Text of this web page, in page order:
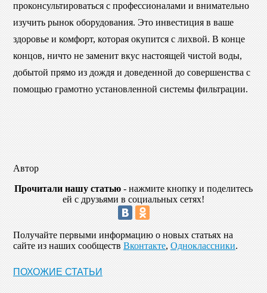
проконсультироваться с профессионалами и внимательно
изучить рынок оборудования. Это инвестиция в ваше
здоровье и комфорт, которая окупится с лихвой. В конце
концов, ничто не заменит вкус настоящей чистой воды,
добытой прямо из дождя и доведенной до совершенства с
помощью грамотно установленной системы фильтрации.
Автор
Прочитали нашу статью - нажмите кнопку и поделитесь
ей с друзьями в социальных сетях!
Получайте первыми информацию о новых статьях на
сайте из наших сообществ Вконтакте, Одноклассники.
ПОХОЖИЕ СТАТЬИ